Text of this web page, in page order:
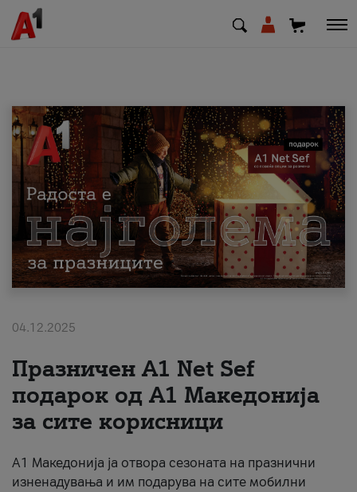
МК EN SQ
Приватни Деловни
Поддршка
Надополни кредит
За нас
#ПодобарОнлајн
04.12.2025
Празничен A1 Net Sеf
подарок од А1 Македонија
за сите корисници
А1 Македонија ја отвора сезоната на празнични
изненадувања и им подарува на сите мобилни